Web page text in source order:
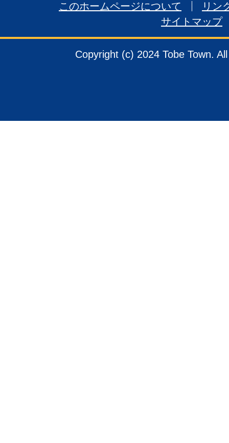
このホームページについて
リン
サイトマップ
Copyright (c) 2024 Tobe Town.